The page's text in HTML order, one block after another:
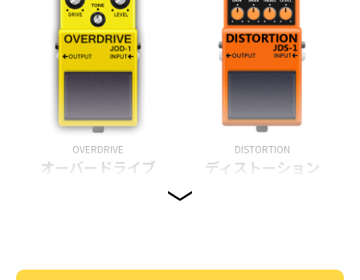
OVERDRIVE
オーバードライブ
DISTORTION
ディストーション